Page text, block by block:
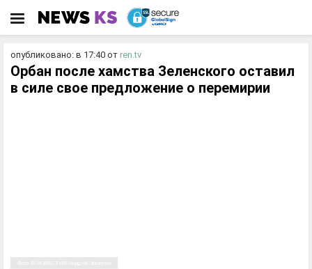
опубликовано: в 17:40 от ren.tv
Орбан после хамства Зеленского оставил
в силе свое предложение о перемирии